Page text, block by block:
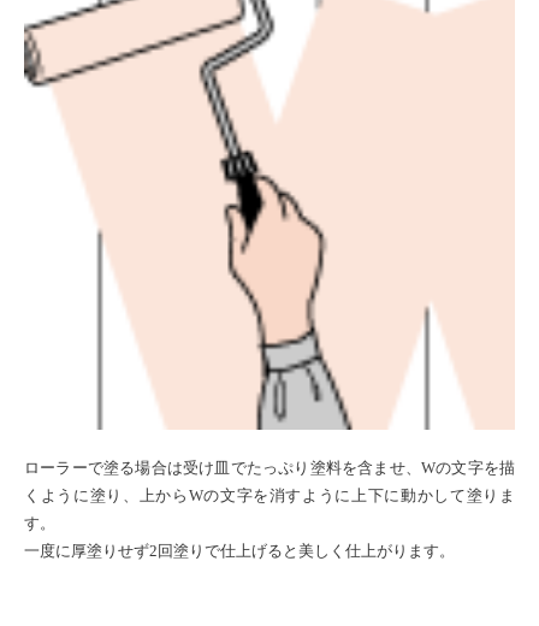
ローラーで塗る場合は受け皿でたっぷり塗料を含ませ、Wの文字を描
くように塗り、上からWの文字を消すように上下に動かして塗りま
す。
一度に厚塗りせず2回塗りで仕上げると美しく仕上がります。